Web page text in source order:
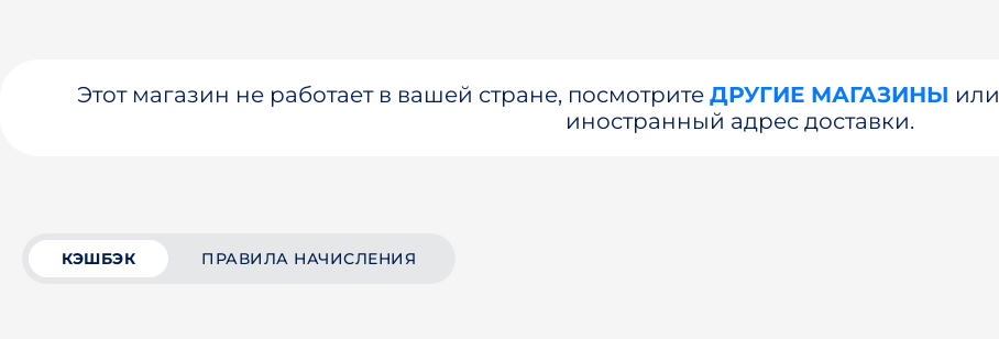
Этот магазин не работает в вашей стране, посмотрите ДРУГИЕ МАГАЗИНЫ или
иностранный адрес доставки.
КЭШБЭК ПРАВИЛА НАЧИСЛЕНИЯ